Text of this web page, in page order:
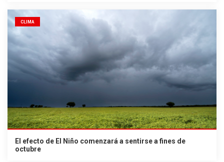
CLIMA
El efecto de El Niño comenzará a sentirse a fines de
octubre